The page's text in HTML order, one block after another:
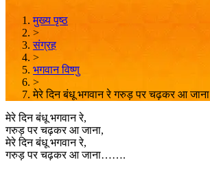
मुख्य पृष्ठ
>
संग्रह
>
भगवान विष्णु
>
मेरे दिन बंधू भगवान रे गरुड़ पर चढ़कर आ जाना
मेरे दिन बंधू भगवान रे,
गरुड़ पर चढ़कर आ जाना,
मेरे दिन बंधू भगवान रे,
गरुड़ पर चढ़कर आ जाना…….